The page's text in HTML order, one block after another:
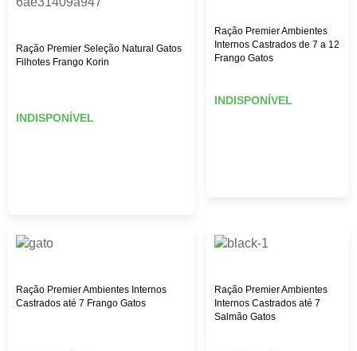
Ração Premier Seleção Natural Gatos
Filhotes Frango Korin
INDISPONÍVEL
Ração Premier Ambientes
Internos Castrados de 7 a 12
Frango Gatos
INDISPONÍVEL
Ração Premier Ambientes Internos
Castrados até 7 Frango Gatos
Ração Premier Ambientes
Internos Castrados até 7
Salmão Gatos